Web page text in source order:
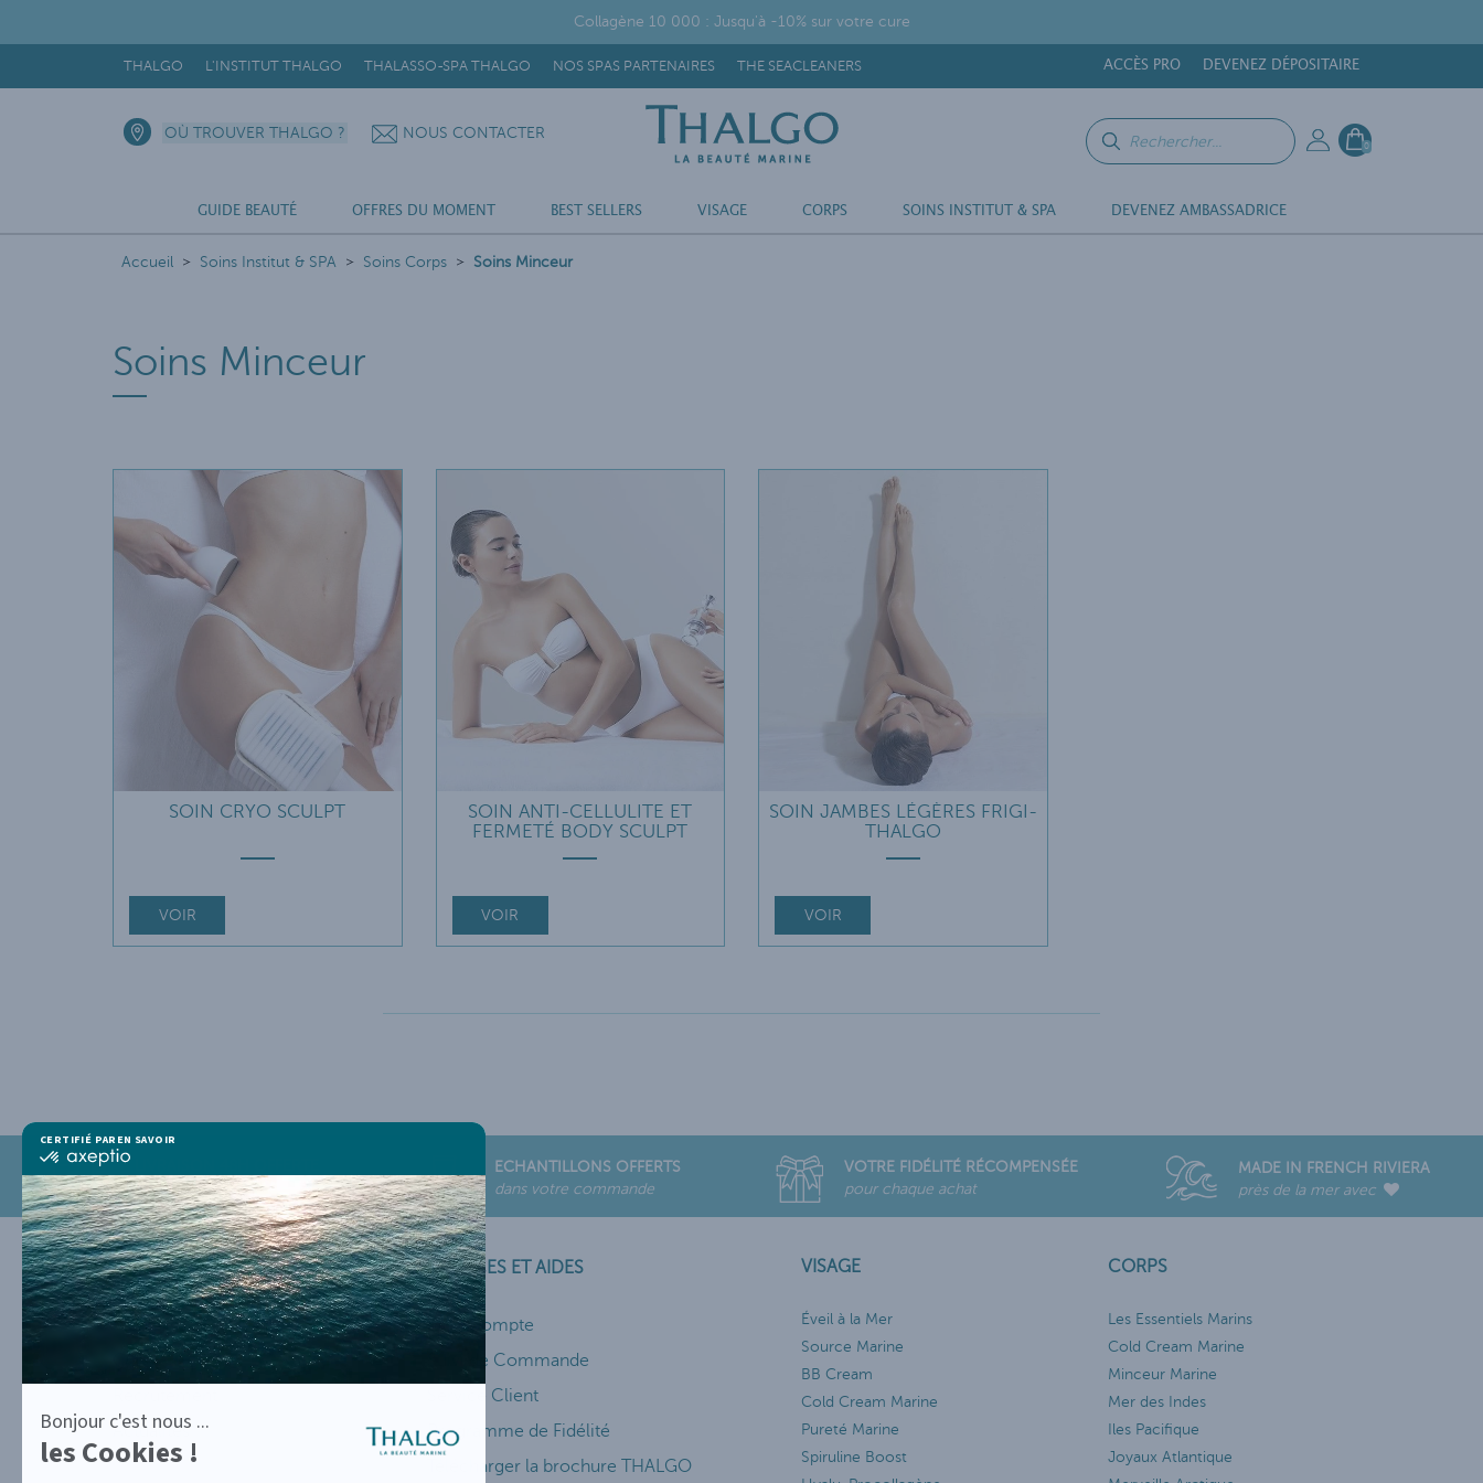
Collagène 10 000 : Jusqu'à -10% sur votre cure
ACCÈS PRO DEVENEZ DÉPOSITAIRE
THALGO L'INSTITUT THALGO THALASSO-SPA THALGO NOS SPAS PARTENAIRES THE SEACLEANERS
0
OÙ TROUVER THALGO ? NOUS CONTACTER
GUIDE BEAUTÉ OFFRES DU MOMENT BEST SELLERS VISAGE CORPS SOINS INSTITUT & SPA DEVENEZ AMBASSADRICE
Accueil Soins Institut & SPA Soins Corps Soins Minceur
Soins Minceur
SOIN CRYO SCULPT
VOIR
SOIN ANTI-CELLULITE ET
FERMETÉ BODY SCULPT
VOIR
SOIN JAMBES LÉGÈRES FRIGI-
THALGO
VOIR
dès 30 € d'achat
ECHANTILLONS OFFERTS
dans votre commande
VOTRE FIDÉLITÉ RÉCOMPENSÉE
pour chaque achat
MADE IN FRENCH RIVIERA
près de la mer avec
INFORMATIONS
Mentions Légales
CGV
Actualités
SERVICES ET AIDES
Mon Compte
Suivi de Commande
Service Client
Programme de Fidélité
Télécharger la brochure THALGO
VISAGE
Éveil à la Mer
Source Marine
BB Cream
Cold Cream Marine
Pureté Marine
Spiruline Boost
CORPS
Les Essentiels Marins
Cold Cream Marine
Minceur Marine
Mer des Indes
Iles Pacifique
Joyaux Atlantique